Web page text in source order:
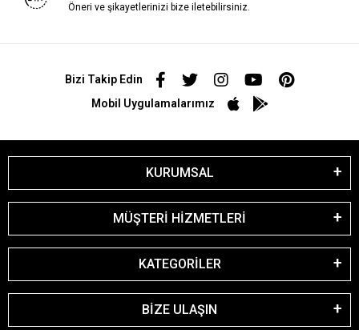
Öneri ve şikayetlerinizi bize iletebilirsiniz.
Bizi Takip Edin
Mobil Uygulamalarımız
KURUMSAL
MÜŞTERİ HİZMETLERİ
KATEGORİLER
BİZE ULAŞIN